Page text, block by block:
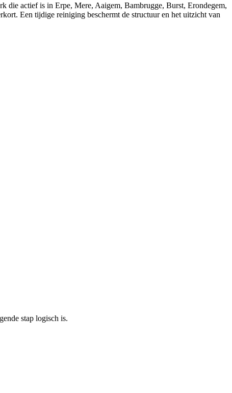
die actief is in Erpe, Mere, Aaigem, Bambrugge, Burst, Erondegem,
Een tijdige reiniging beschermt de structuur en het uitzicht van
stap logisch is.